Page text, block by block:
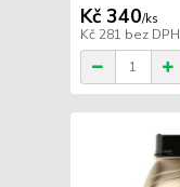
Kč 340/ks
Kč 281 bez DPH